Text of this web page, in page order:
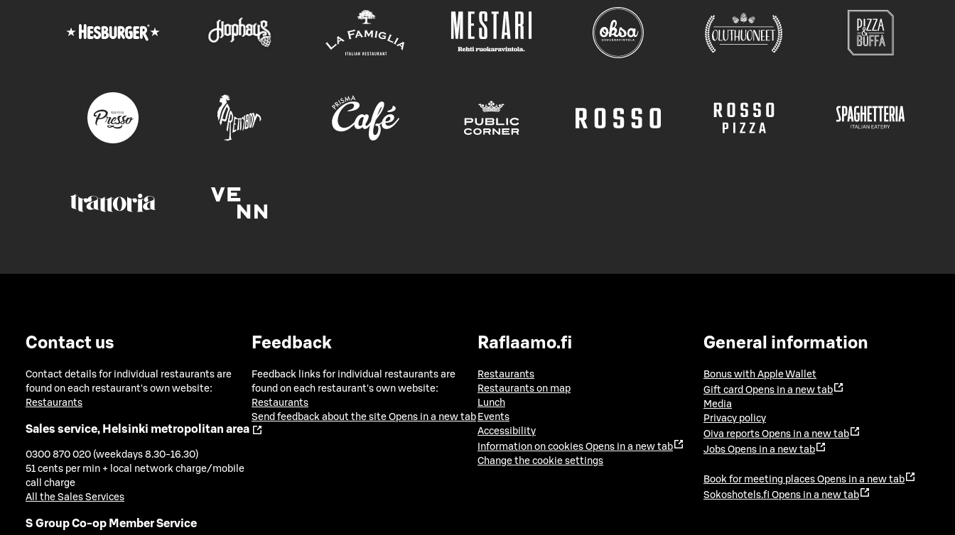
Contact us
Contact details for individual restaurants are
found on each restaurant's own website:
Restaurants
Sales service, Helsinki metropolitan area
0300 870 020 (weekdays 8.30-16.30)
51 cents per min + local network charge/mobile
call charge
All the Sales Services
S Group Co-op Member Service
Feedback
Feedback links for individual restaurants are
found on each restaurant's own website:
Restaurants
Send feedback about the site Opens in a new tab
Raflaamo.fi
Restaurants
Restaurants on map
Lunch
Events
Accessibility
Information on cookies Opens in a new tab
Change the cookie settings
General information
Bonus with Apple Wallet
Gift card Opens in a new tab
Media
Privacy policy
Oiva reports Opens in a new tab
Jobs Opens in a new tab
Book for meeting places Opens in a new tab
Sokoshotels.fi Opens in a new tab